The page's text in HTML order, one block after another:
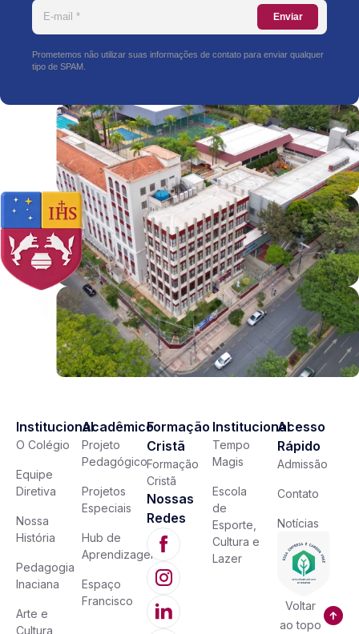
Enviar
Prometemos não utilizar suas informações de contato para enviar qualquer
tipo de SPAM.
Institucional
O Colégio
Equipe
Diretiva
Nossa
História
Pedagogia
Inaciana
Arte e
Cultura
Acadêmico
Projeto
Pedagógico
Projetos
Especiais
Hub de
Aprendizagem
Espaço
Francisco
Formação
Cristã
Formação
Cristã
Nossas
Redes
Institucional
Tempo
Magis
Escola
de
Esporte,
Cultura e
Lazer
Acesso
Rápido
Admissão
Contato
Notícias
Voltar
ao topo